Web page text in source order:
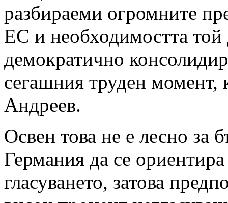
разбираеми огромните
ЕС и необходимостта той
демократично
сегашния труден момент,
Андреев.
Освен това не е лесно за
Германия да се
гласуването, затова